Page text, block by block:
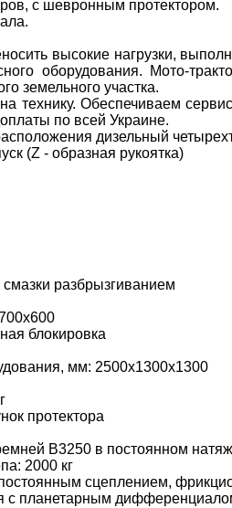
с шевронным протектором.
высокие нагрузки,
оборудования. Мото-
земельного участка.
технику. Обеспечиваем
по всей Украине.
дизельный
(Z - образная рукоятка)
разбрызгиванием
блокировка
мм: 2500х1300х1300
протектора
B3250 в постоянном
2000 кг
сцеплением,
с планетарным